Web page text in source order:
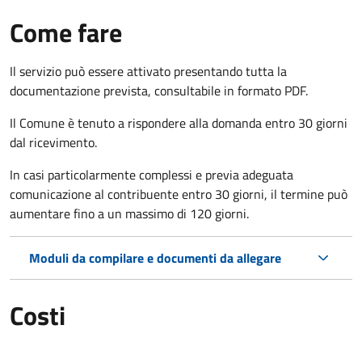
Come fare
Il servizio può essere attivato presentando tutta la
documentazione prevista, consultabile in formato PDF.
Il Comune è tenuto a rispondere alla domanda entro 30 giorni
dal ricevimento.
In casi particolarmente complessi e previa adeguata
comunicazione al contribuente entro 30 giorni, il termine può
aumentare fino a un massimo di 120 giorni.
Moduli da compilare e documenti da allegare
Costi